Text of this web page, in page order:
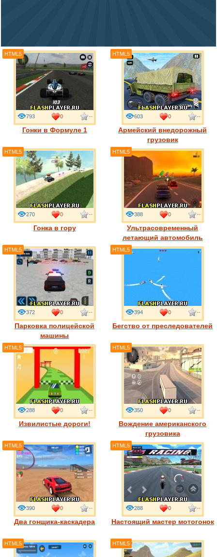
Гонки в Формуле 1
793 0 --
HTML5
Армейский внедорожный
грузовик
603 0 --
HTML5
Гонка в гору
270 0 --
HTML5
Ультрасовременный
летающий автомобиль
388 0 --
HTML5
Парковка полицейской
машины
372 0 --
HTML5
Бегство от преследователей
394 0 --
HTML5
Извилистые дороги!
288 0 --
HTML5
Вождение американского
грузовика
350 0 --
HTML5
Два гонщика-каскадера
390 0 --
HTML5
Настоящий мастер мотогонок
288 0 --
HTML5
HTML5 HTML5